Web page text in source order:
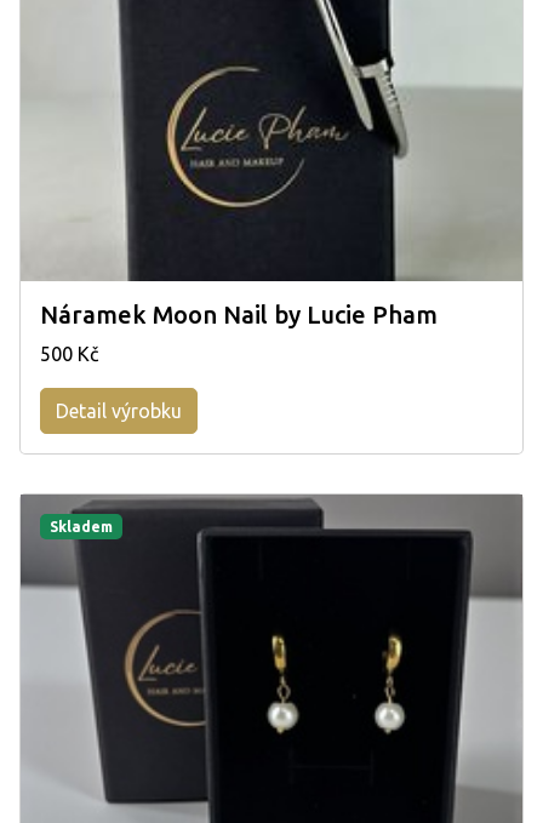
Náramek Moon Nail by Lucie Pham
500 Kč
Detail výrobku
Skladem